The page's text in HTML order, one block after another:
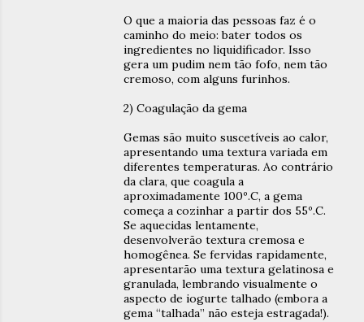
O que a maioria das pessoas faz é o
caminho do meio: bater todos os
ingredientes no liquidificador. Isso
gera um pudim nem tão fofo, nem tão
cremoso, com alguns furinhos.
2) Coagulação da gema
Gemas são muito suscetíveis ao calor,
apresentando uma textura variada em
diferentes temperaturas. Ao contrário
da clara, que coagula a
aproximadamente 100º.C, a gema
começa a cozinhar a partir dos 55º.C.
Se aquecidas lentamente,
desenvolverão textura cremosa e
homogênea. Se fervidas rapidamente,
apresentarão uma textura gelatinosa e
granulada, lembrando visualmente o
aspecto de iogurte talhado (embora a
gema “talhada” não esteja estragada!).